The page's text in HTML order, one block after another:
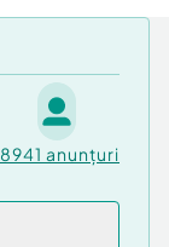
anunțuri